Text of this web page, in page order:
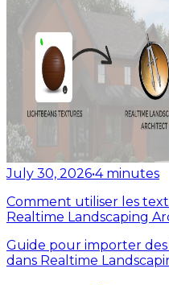
July 30, 2026•4 minutes
Comment utiliser les
Realtime Landscaping
Guide pour importer
dans Realtime